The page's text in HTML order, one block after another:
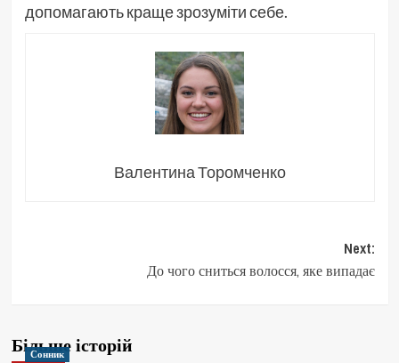
допомагають краще зрозуміти себе.
Валентина Торомченко
Next:
До чого сниться волосся, яке випадає
Більше історій
Сонник